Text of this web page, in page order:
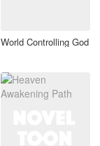
World Controlling God